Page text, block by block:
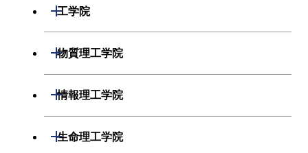
化学系
初年次専門科目
工学院
開閉
機械系
電気電子系
物質理工学院
開閉
材料系
情報理工学院
開閉
数理・計算科学系
生命理工学院
開閉